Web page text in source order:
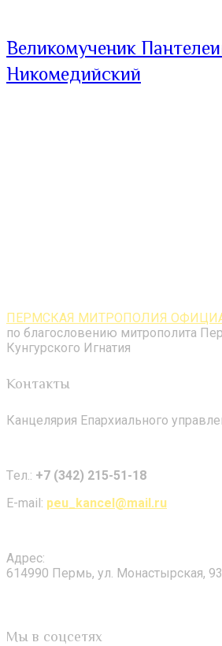
Великомученик
Никомедийский
ПЕРМСКАЯ МИТРОПОЛИЯ
по благословению митрополита
Кунгурского Игнатия
Контакты
Канцелярия Епархиального
Tел.: +7 (342) 215-51-18
E-mail: peu_kancel@mail.ru
Адрес:
614990 Пермь, ул. Монастырская, 93
Мы в соцсетях